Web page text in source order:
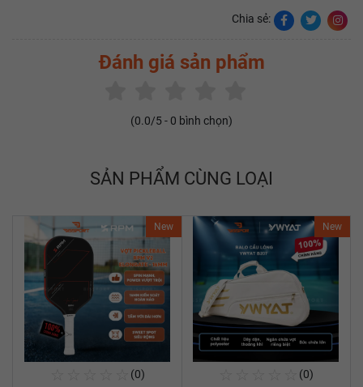
Chia sẻ:
Đánh giá sản phẩm
(0.0/5 - 0 bình chọn)
SẢN PHẨM CÙNG LOẠI
New
(0)
New
(0)